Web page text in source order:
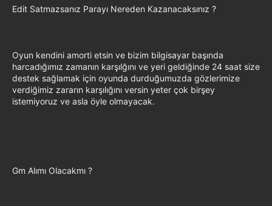
Edit Satmazsanız Parayı Nereden Kazanacaksınız ?
Oyun kendini amorti etsin ve bizim bilgisayar başında
harcadığımız zamanın karşılğını ve yeri geldiğinde 24 saat size
destek sağlamak için oyunda durduğumuzda gözlerimize
verdiğimiz zararın karşılığını versin yeter çok birşey
istemiyoruz ve asla öyle olmayacak.
Gm Alımı Olacakmı ?